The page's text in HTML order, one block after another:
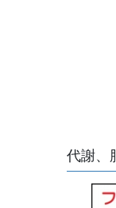
代謝、